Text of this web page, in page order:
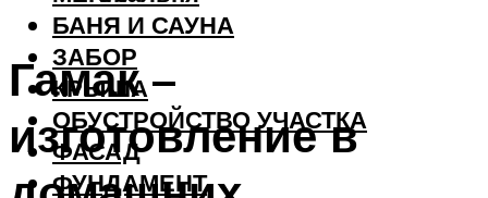
БАНЯ И САУНА
ЗАБОР
КРЫША
ОБУСТРОЙСТВО УЧАСТКА
ФАСАД
ФУНДАМЕНТ
Гамак –
изготовление в